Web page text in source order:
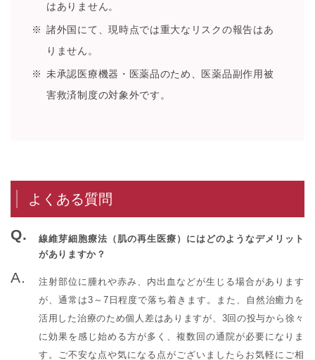
はありません。
諸外国にて、現時点では重大なリスクの報告はあ
りません。
未承認医療機器・医薬品のため、医薬品副作用被
害救済制度の対象外です。
よくある質問
線維芽細胞療法（肌の再生医療）にはどのようなデメリット
がありますか？
注射部位に腫れや赤み、内出血などが生じる場合があります
が、通常は3～7日程度で落ち着きます。また、自然治癒力を
活用した治療のため個人差はありますが、3回の投与から徐々
に効果を感じ始める方が多く、複数回の通院が必要になりま
す。ご不安な点や気になる点がございましたらお気軽にご相